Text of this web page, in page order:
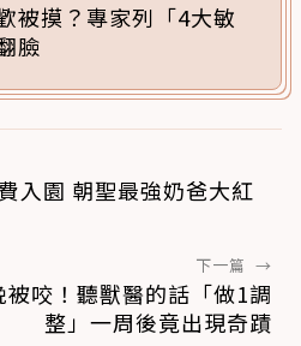
被摸？專家列「4大敏
臉
入園 朝聖最強奶爸大紅
下一篇 →
咬！聽獸醫的話「做1調
整」一周後竟出現奇蹟